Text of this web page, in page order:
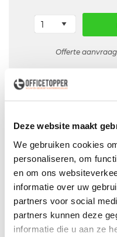
Deze website maakt
We gebruiken cookies
personaliseren, om
en om ons
informatie over uw
partners voor social
partners kunnen deze
informatie die u aan ze
Offerte
Levertijd:4 tot 7
Voor zowelParticulier
Omschrijving